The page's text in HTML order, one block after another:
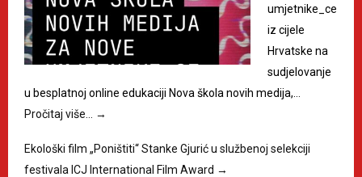
umjetnike_ce
iz cijele
Hrvatske na
sudjelovanje
u besplatnoj online edukaciji Nova škola novih medija,…
Pročitaj više…
→
Ekološki film „Poništiti“ Stanke Gjurić u službenoj selekciji
festivala ICJ International Film Award →